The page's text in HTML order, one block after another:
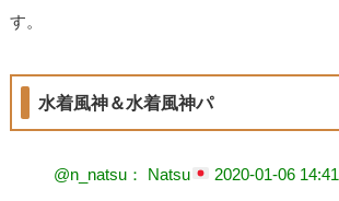
す。
水着風神＆水着風神パ
@n_natsu： Natsu 2020-01-06 14:41